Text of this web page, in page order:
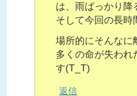
は、雨ばっかり降
そして今回の長時
場所的にそんなに
多くの命が失われ
す(T_T)
返信